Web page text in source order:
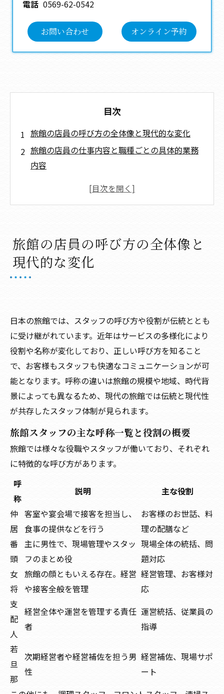
電話 0569-62-0542
お問い合わせ オンライン予約
目次
旅館の店員の呼び方の全体像と現代的な変化
旅館の店員の仕事内容と職種ごとの具体的業務
内容
旅館の役職一覧と業界用語の歴史的背景
旅館の店員の呼び方の英語表現とインバウンド
対応
会社概要
旅館の店員の呼び方の全体像と
現代的な変化
日本の旅館では、スタッフの呼び方や役割が伝統ととも
に受け継がれています。近年はサービスの多様化により
役割や名称が変化しており、正しい呼び方を知ること
で、お客様もスタッフも快適なコミュニケーションが可
能となります。呼称の違いは旅館の規模や地域、時代背
景によっても異なるため、現代の旅館では伝統と現代性
が共存したスタッフ体制が見られます。
旅館スタッフの主な呼称一覧と役割の概要
旅館では様々な役職やスタッフが働いており、それぞれ
に特徴的な呼び方があります。
呼
称
説明
主な役割
仲
居
客室や宴会場で接客を担当し、
食事の提供などを行う
お客様のお世話、料
理の配膳など
番
頭
主に男性で、現場管理やスタッ
フのまとめ役
現場全体の統括、問
題対応
女
将
旅館の顔ともいえる存在。経営
や接客全般を管理
経営管理、お客様対
応
支
配
人
経営全体や運営を管理する責任
者
運営統括、従業員の
指導
若
旦
那
次期経営者や経営補佐を担う男
性
経営補佐、現場サポ
ート